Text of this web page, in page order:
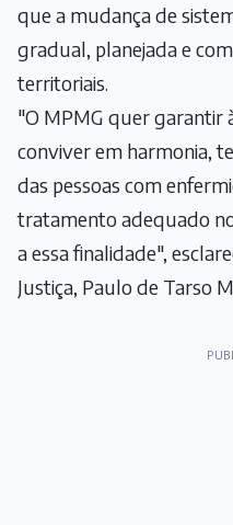
que a mudança de
gradual, planejada e
territoriais.
"O MPMG quer garantir
conviver em harmonia,
das pessoas com
tratamento adequado
a essa finalidade",
Justiça, Paulo de Tarso